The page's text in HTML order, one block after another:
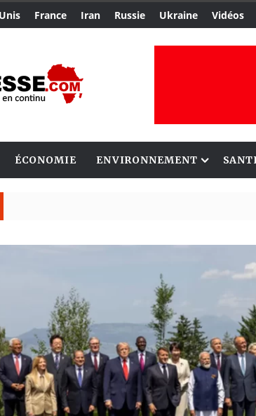
France Iran Russie Ukraine Vidéos
ÉCONOMIE ENVIRONNEMENT